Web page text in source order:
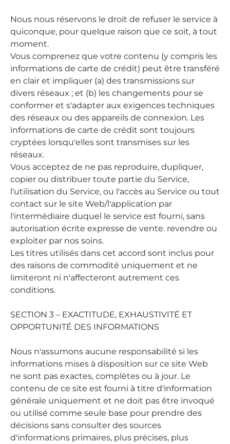
Nous nous réservons le droit de refuser le service à
quiconque, pour quelque raison que ce soit, à tout
moment.
Vous comprenez que votre contenu (y compris les
informations de carte de crédit) peut être transféré
en clair et impliquer (a) des transmissions sur
divers réseaux ; et (b) les changements pour se
conformer et s'adapter aux exigences techniques
des réseaux ou des appareils de connexion. Les
informations de carte de crédit sont toujours
cryptées lorsqu'elles sont transmises sur les
réseaux.
Vous acceptez de ne pas reproduire, dupliquer,
copier ou distribuer toute partie du Service,
l'utilisation du Service, ou l'accès au Service ou tout
contact sur le site Web/l'application par
l'intermédiaire duquel le service est fourni, sans
autorisation écrite expresse de vente. revendre ou
exploiter par nos soins.
Les titres utilisés dans cet accord sont inclus pour
des raisons de commodité uniquement et ne
limiteront ni n'affecteront autrement ces
conditions.
SECTION 3 – EXACTITUDE, EXHAUSTIVITÉ ET
OPPORTUNITÉ DES INFORMATIONS
Nous n'assumons aucune responsabilité si les
informations mises à disposition sur ce site Web
ne sont pas exactes, complètes ou à jour. Le
contenu de ce site est fourni à titre d'information
générale uniquement et ne doit pas être invoqué
ou utilisé comme seule base pour prendre des
décisions sans consulter des sources
d'informations primaires, plus précises, plus